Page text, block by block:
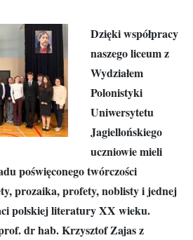
Dzięki współpracy
naszego liceum z
Wydziałem
Polonistyki
Uniwersytetu
Jagiellońskiego
uczniowie mieli
poświęconego twórczości
prozaika, profety, noblisty i jednej
polskiej literatury XX wieku.
dr hab. Krzysztof Zajas z